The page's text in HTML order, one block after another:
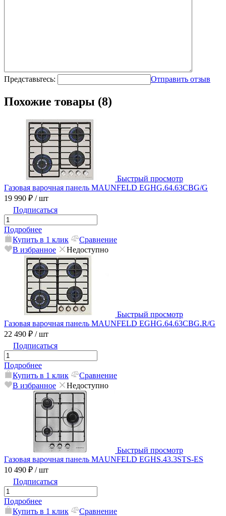
Представьтесь: Отправить отзыв
Похожие товары (8)
Быстрый просмотр
Газовая варочная панель MAUNFELD EGHG.64.63CBG/G
19 990 ₽ / шт
Подписаться
Подробнее
Купить в 1 клик
Сравнение
В избранное
Недоступно
Быстрый просмотр
Газовая варочная панель MAUNFELD EGHG.64.63CBG.R/G
22 490 ₽ / шт
Подписаться
Подробнее
Купить в 1 клик
Сравнение
В избранное
Недоступно
Быстрый просмотр
Газовая варочная панель MAUNFELD EGHS.43.3STS-ES
10 490 ₽ / шт
Подписаться
Подробнее
Купить в 1 клик
Сравнение